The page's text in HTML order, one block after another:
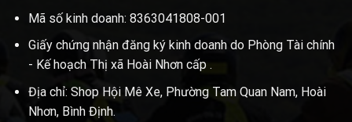
Mã số kinh doanh: 8363041808-001
Giấy chứng nhận đăng ký kinh doanh do Phòng Tài chính
- Kế hoạch Thị xã Hoài Nhơn cấp .
Địa chỉ: Shop Hội Mê Xe, Phường Tam Quan Nam, Hoài
Nhơn, Bình Định.